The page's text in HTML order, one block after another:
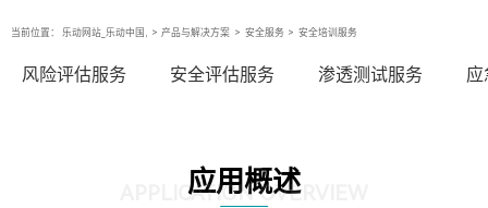
当前位置： 乐动网站_乐动中国, > 产品与解决方案 > 安全服务 > 安全培训服务
风险评估服务 安全评估服务 渗透测试服务
应用概述
APPLICATION OVERVIEW